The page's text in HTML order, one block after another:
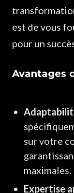
est de vous
pour un
Avantages
sur votre
maximales.
Expertise